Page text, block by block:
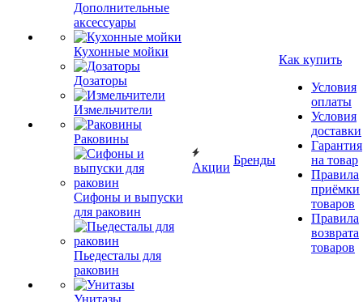
Дополнительные
аксессуары
Кухонные мойки
Дозаторы
Измельчители
Раковины
Сифоны и выпуски
для раковин
Пьедесталы для
раковин
Унитазы
Акции
Бренды
Как купить
Условия
оплаты
Условия
доставки
Гарантия
на товар
Правила
приёмки
товаров
Правила
возврата
товаров